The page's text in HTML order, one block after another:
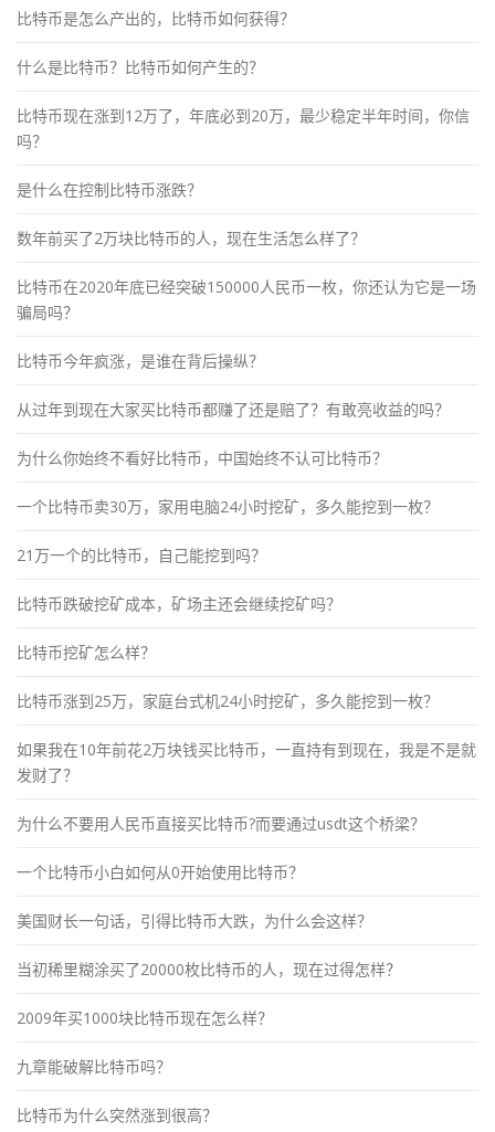
比特币是怎么产出的，比特币如何获得？
什么是比特币？比特币如何产生的？
比特币现在涨到12万了，年底必到20万，最少稳定半年时间，你信
吗？
是什么在控制比特币涨跌？
数年前买了2万块比特币的人，现在生活怎么样了？
比特币在2020年底已经突破150000人民币一枚，你还认为它是一场
骗局吗？
比特币今年疯涨，是谁在背后操纵？
从过年到现在大家买比特币都赚了还是赔了？有敢亮收益的吗？
为什么你始终不看好比特币，中国始终不认可比特币？
一个比特币卖30万，家用电脑24小时挖矿，多久能挖到一枚？
21万一个的比特币，自己能挖到吗？
比特币跌破挖矿成本，矿场主还会继续挖矿吗？
比特币挖矿怎么样？
比特币涨到25万，家庭台式机24小时挖矿，多久能挖到一枚？
如果我在10年前花2万块钱买比特币，一直持有到现在，我是不是就
发财了？
为什么不要用人民币直接买比特币?而要通过usdt这个桥梁？
一个比特币小白如何从0开始使用比特币？
美国财长一句话，引得比特币大跌，为什么会这样？
当初稀里糊涂买了20000枚比特币的人，现在过得怎样？
2009年买1000块比特币现在怎么样？
九章能破解比特币吗？
比特币为什么突然涨到很高？